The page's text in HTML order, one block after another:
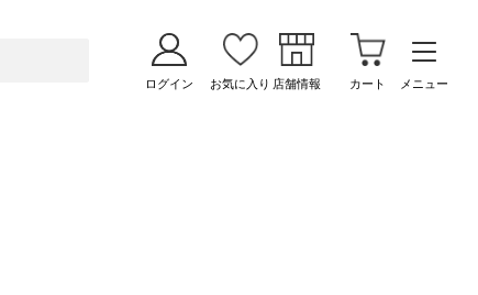
ログイン お気に入り 店舗情報 カート メニュー